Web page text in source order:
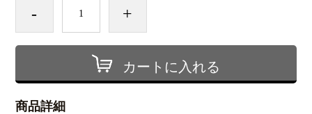
- +
カートに入れる
商品詳細